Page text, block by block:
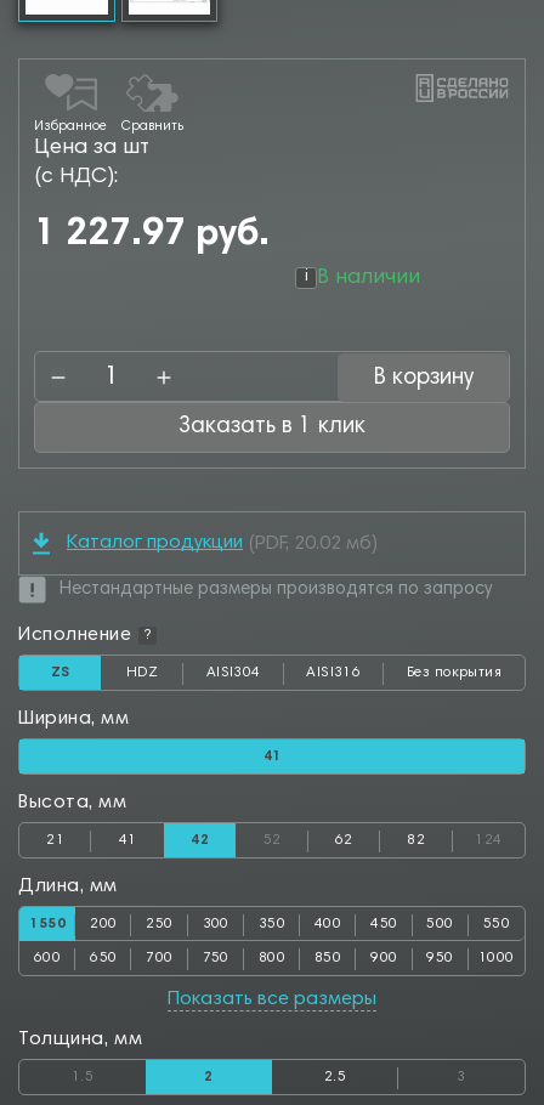
Избранное Сравнить
Цена за шт
(с НДС):
1 227.97 руб.
В наличии
i
В корзину
Заказать в 1 клик
Каталог продукции (PDF, 20.02 мб)
Нестандартные размеры производятся по запросу
Исполнение ?
ZS HDZ AISI304 AISI316 Без покрытия
Ширина, мм
41
Высота, мм
21 41 42 52 62 82 124
Длина, мм
1550 200 250 300 350 400 450 500 550
600 650 700 750 800 850 900 950 1000
1150 1200 1250 1300 1350
2000 2050 2500 2550 2800 2850 3000 3050 3500
3550 4000 4050 4500 4550 5000 5050 5500 5550
Показать все размеры
Толщина, мм
1.5 2 2.5 3